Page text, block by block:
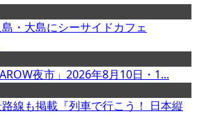
・大島にシーサイドカフェ
夜市」2026年8月10日・1...
線も掲載『列車で行こう！ 日本縦